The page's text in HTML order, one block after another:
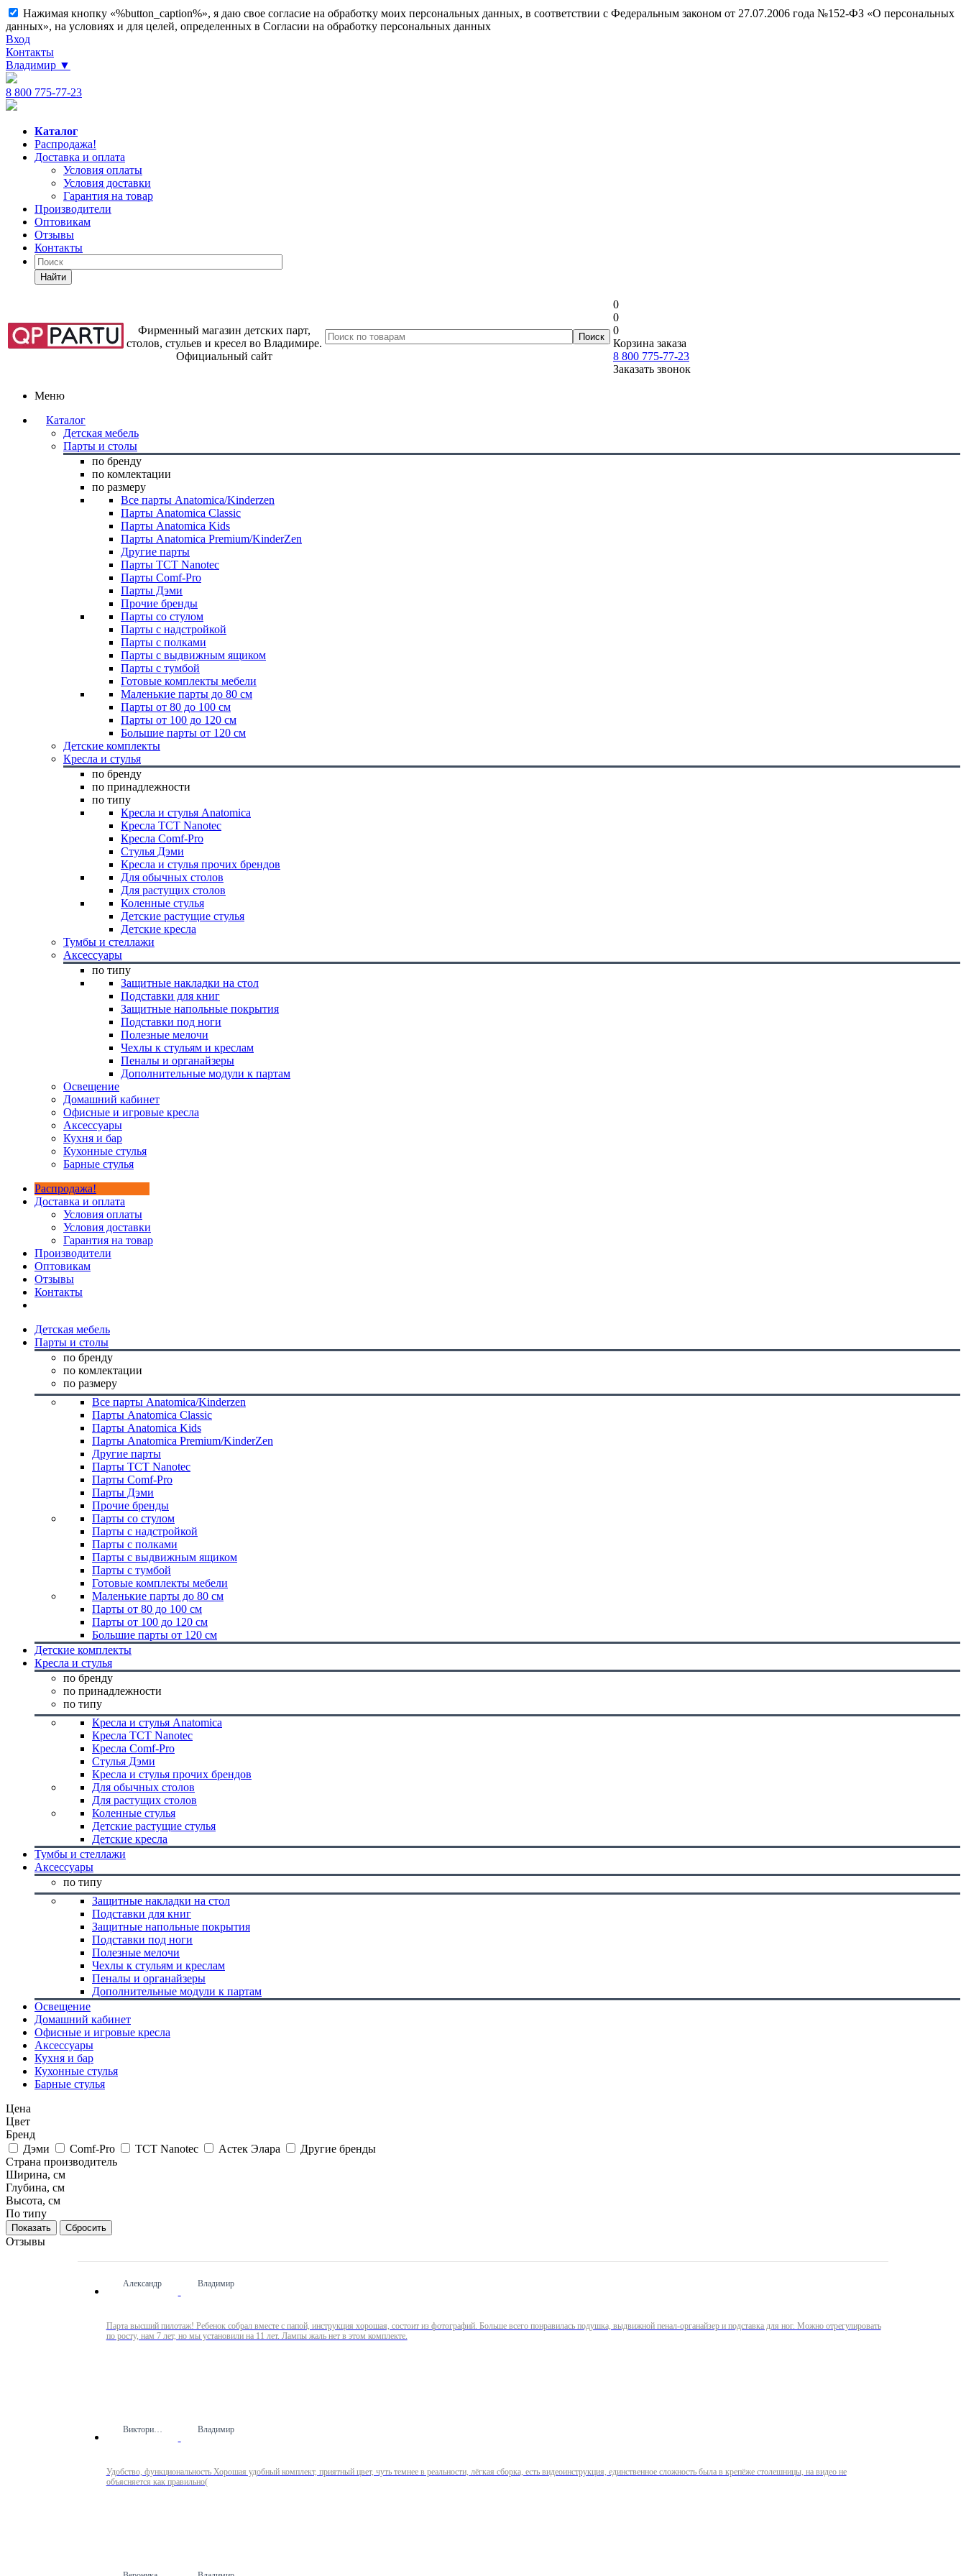
Нажимая кнопку «%button_caption%», я даю свое согласие на обработку моих персональных данных, в соответствии с Федеральным законом от 27.07.2006 года №152-ФЗ «О персональных
данных», на условиях и для целей, определенных в Согласии на обработку персональных данных
Вход
Контакты
Владимир ▼
8 800 775-77-23
Каталог
Распродажа!
Доставка и оплата
Условия оплаты
Условия доставки
Гарантия на товар
Производители
Оптовикам
Отзывы
Контакты
Найти
Фирменный магазин детских парт,
столов, стульев и кресел во Владимире.
Официальный сайт
0
0
0
Корзина заказа
8 800 775-77-23
Заказать звонок
Меню
Каталог
Детская мебель
Парты и столы
по бренду
по комлектации
по размеру
Все парты Anatomica/Kinderzen
Парты Anatomica Classic
Парты Anatomica Kids
Парты Anatomica Premium/KinderZen
Другие парты
Парты TCT Nanotec
Парты Comf-Pro
Парты Дэми
Прочие бренды
Парты со стулом
Парты с надстройкой
Парты с полками
Парты с выдвижным ящиком
Парты с тумбой
Готовые комплекты мебели
Маленькие парты до 80 см
Парты от 80 до 100 см
Парты от 100 до 120 см
Большие парты от 120 см
Детские комплекты
Кресла и стулья
по бренду
по принадлежности
по типу
Кресла и стулья Anatomica
Кресла TCT Nanotec
Кресла Comf-Pro
Стулья Дэми
Кресла и стулья прочих брендов
Для обычных столов
Для растущих столов
Коленные стулья
Детские растущие стулья
Детские кресла
Тумбы и стеллажи
Аксессуары
по типу
Защитные накладки на стол
Подставки для книг
Защитные напольные покрытия
Подставки под ноги
Полезные мелочи
Чехлы к стульям и креслам
Пеналы и органайзеры
Дополнительные модули к партам
Освещение
Домашний кабинет
Офисные и игровые кресла
Аксессуары
Кухня и бар
Кухонные стулья
Барные стулья
Распродажа!
Доставка и оплата
Условия оплаты
Условия доставки
Гарантия на товар
Производители
Оптовикам
Отзывы
Контакты
Детская мебель
Парты и столы
по бренду
по комлектации
по размеру
Все парты Anatomica/Kinderzen
Парты Anatomica Classic
Парты Anatomica Kids
Парты Anatomica Premium/KinderZen
Другие парты
Парты TCT Nanotec
Парты Comf-Pro
Парты Дэми
Прочие бренды
Парты со стулом
Парты с надстройкой
Парты с полками
Парты с выдвижным ящиком
Парты с тумбой
Готовые комплекты мебели
Маленькие парты до 80 см
Парты от 80 до 100 см
Парты от 100 до 120 см
Большие парты от 120 см
Детские комплекты
Кресла и стулья
по бренду
по принадлежности
по типу
Кресла и стулья Anatomica
Кресла TCT Nanotec
Кресла Comf-Pro
Стулья Дэми
Кресла и стулья прочих брендов
Для обычных столов
Для растущих столов
Коленные стулья
Детские растущие стулья
Детские кресла
Тумбы и стеллажи
Аксессуары
по типу
Защитные накладки на стол
Подставки для книг
Защитные напольные покрытия
Подставки под ноги
Полезные мелочи
Чехлы к стульям и креслам
Пеналы и органайзеры
Дополнительные модули к партам
Освещение
Домашний кабинет
Офисные и игровые кресла
Аксессуары
Кухня и бар
Кухонные стулья
Барные стулья
Цена
Цвет
Бренд
Дэми
Comf-Pro TCT Nanotec Астек Элара
Другие бренды
Страна производитель
Ширина, см
Глубина, см
Высота, см
По типу
Сбросить
Отзывы
Александр Владимир
Парта высший пилотаж! Ребенок собрал вместе с папой, инструкция хорошая, состоит из фотографий. Больше всего понравилась подушка, выдвижной пенал-органайзер и подставка для ног. Можно отрегулировать
по росту, нам 7 лет, но мы установили на 11 лет. Лампы жаль нет в этом комплекте.
Виктория Ш. Владимир
Удобство, функциональность Хорошая удобный комплект, приятный цвет, чуть темнее в реальности, лёгкая сборка, есть видеоинструкция, единственное сложность была в крепёже столешницы, на видео не
объясняется как правильно(